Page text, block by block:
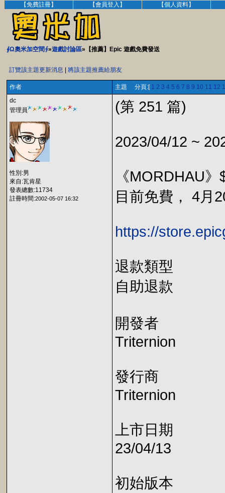
【免費註冊】 【會員登入】 【個人資料】
∮Ω奧米加空間∮»遊戲討論區»【推薦】Epic 遊戲免費發送
訂覽該主題更新消息 將該主題推薦給朋友
作者 主題 分頁:[ 1 2 3 4 5 6 7 8 9 10 11 12
dc
管理員
性別:男
來自:瓦肯星
發表總數:11734
註冊時間:2002-05-07 16:32
(第 251 篇)
2023/04/12 ~
《MORDHAU
目前免費， 4月
https://
退款類型
自助退款
開發者
Triternion
發行商
Triternion
上市日期
23/04/13
初始版本